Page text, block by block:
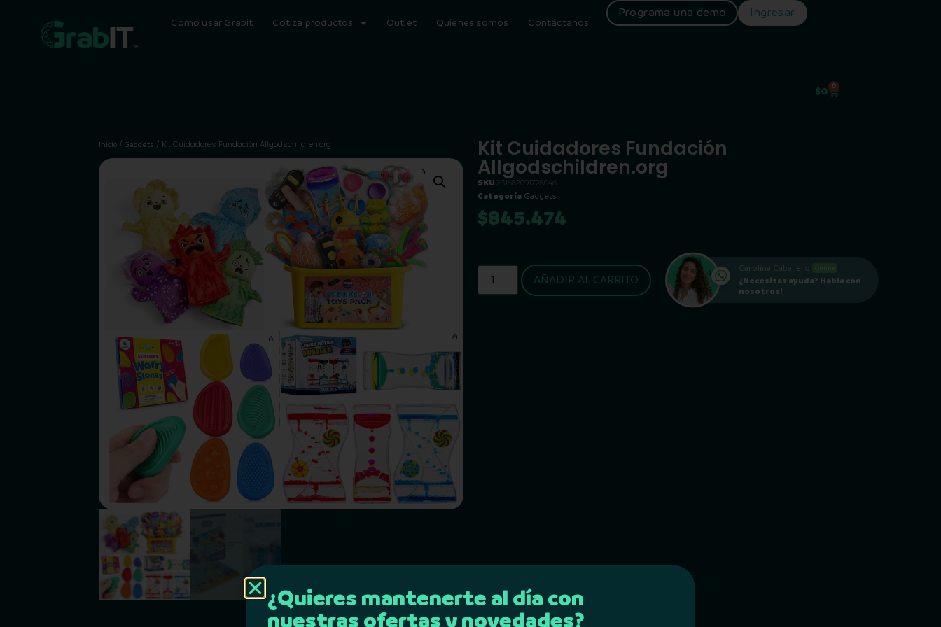
Como usar Grabit Cotiza productos Outlet Quienes somos Contáctanos
Programa una demo Ingresar
$0 0
Inicio/ Gadgets / Kit Cuidadores Fundación Allgodschildren.org Kit Cuidadores Fundación
Allgodschildren.org
SKU 231682091728046
Categoría Gadgets
$845.474
AÑADIR AL CARRITO
Carolina Caballero
¿Necesitas ayuda? Habla con
nosotros!
¿Quieres mantenerte al día con
nuestras ofertas y novedades?